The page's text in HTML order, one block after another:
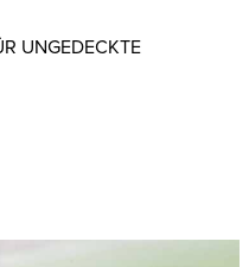
UNGEDECKTE